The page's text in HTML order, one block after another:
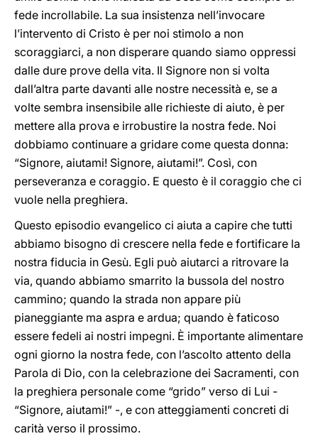
fede incrollabile. La sua insistenza nell’invocare
l’intervento di Cristo è per noi stimolo a non
scoraggiarci, a non disperare quando siamo oppressi
dalle dure prove della vita. Il Signore non si volta
dall’altra parte davanti alle nostre necessità e, se a
volte sembra insensibile alle richieste di aiuto, è per
mettere alla prova e irrobustire la nostra fede. Noi
dobbiamo continuare a gridare come questa donna:
“Signore, aiutami! Signore, aiutami!”. Così, con
perseveranza e coraggio. E questo è il coraggio che ci
vuole nella preghiera.
Questo episodio evangelico ci aiuta a capire che tutti
abbiamo bisogno di crescere nella fede e fortificare la
nostra fiducia in Gesù. Egli può aiutarci a ritrovare la
via, quando abbiamo smarrito la bussola del nostro
cammino; quando la strada non appare più
pianeggiante ma aspra e ardua; quando è faticoso
essere fedeli ai nostri impegni. È importante alimentare
ogni giorno la nostra fede, con l’ascolto attento della
Parola di Dio, con la celebrazione dei Sacramenti, con
la preghiera personale come “grido” verso di Lui -
“Signore, aiutami!” -, e con atteggiamenti concreti di
carità verso il prossimo.